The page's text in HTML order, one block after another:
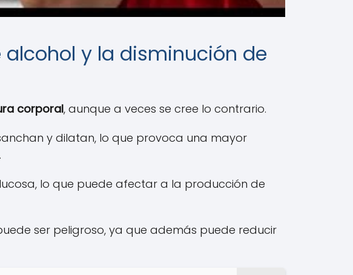
y la disminución de
corporal, aunque a veces se cree lo contrario.
y dilatan, lo que provoca una mayor
lo que puede afectar a la producción de
ser peligroso, ya que además puede reducir